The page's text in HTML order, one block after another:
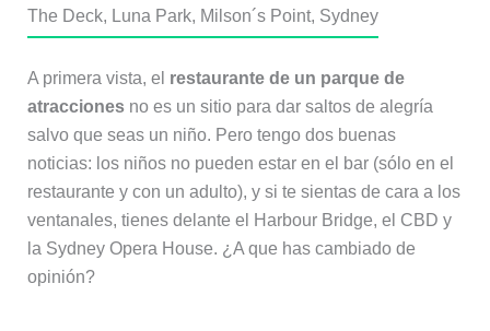
The Deck, Luna Park, Milson´s Point, Sydney
A primera vista, el restaurante de un parque de
atraccionesno es un sitio para dar saltos de alegría
salvo que seas un niño. Pero tengo dos buenas
noticias: los niños no pueden estar en el bar (sólo en el
restaurante y con un adulto), y si te sientas de cara a los
ventanales, tienes delante el Harbour Bridge, el CBD y
la Sydney Opera House. ¿A que has cambiado de
opinión?